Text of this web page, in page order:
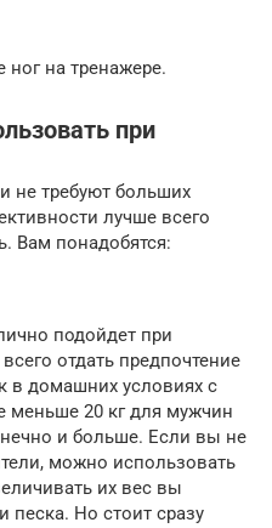
ног на тренажере.
при
не требуют больших
лучше всего
Вам понадобятся:
подойдет при
отдать предпочтение
в домашних условиях с
меньше 20 кг для мужчин
и больше. Если вы не
можно использовать
их вес вы
Но стоит сразу